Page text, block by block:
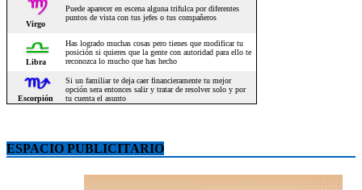
ESPACIO PUBLICITARIO